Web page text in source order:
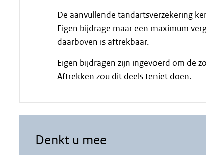
citaat
De aanvullende tandartsverzekering
Eigen bijdrage maar een maximum
daarboven is aftrekbaar.
Eigen bijdragen zijn ingevoerd om de
Aftrekken zou dit deels teniet doen.
Denkt u mee